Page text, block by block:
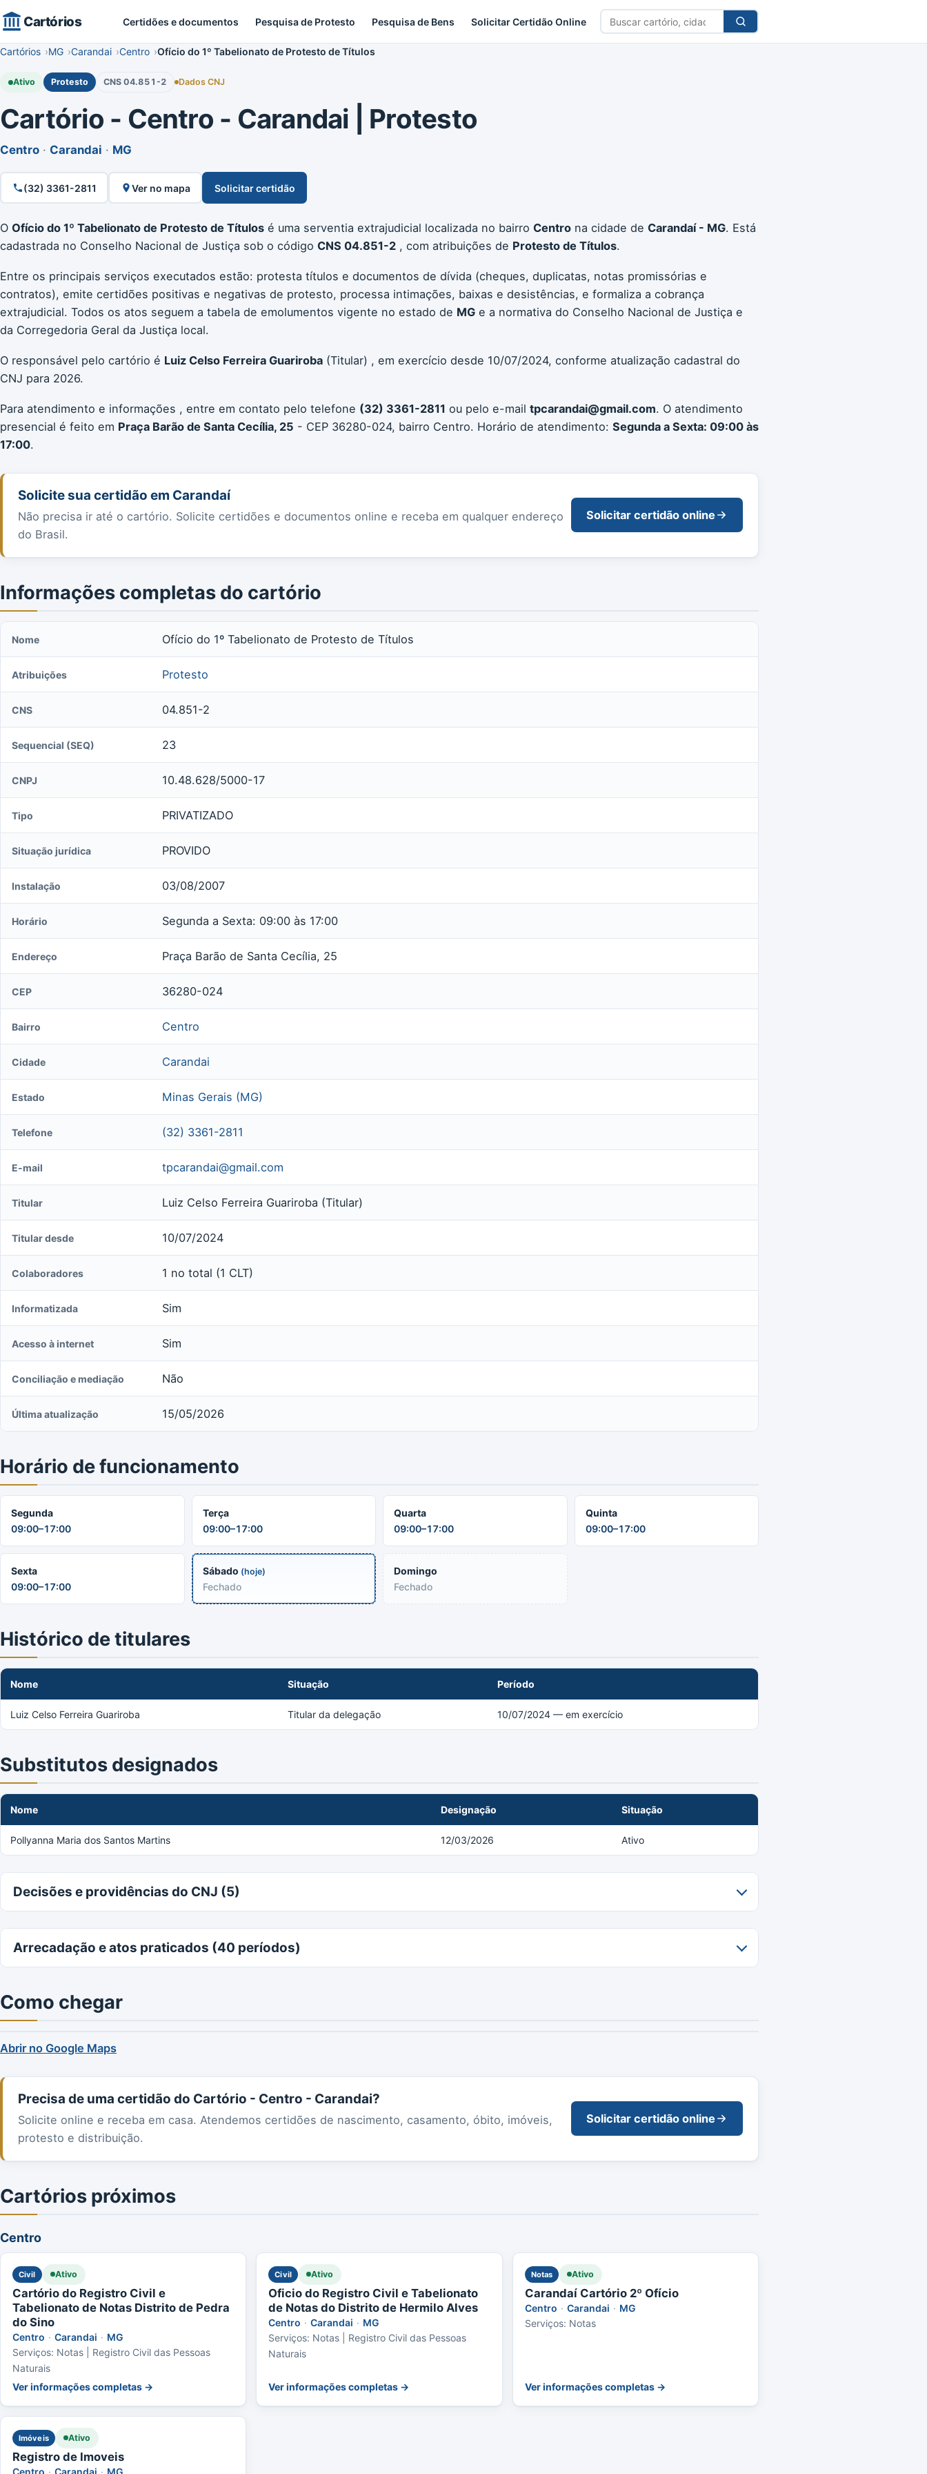
Cartórios Certidões e documentos Pesquisa de Protesto Pesquisa de Bens Solicitar Certidão Online
Buscar
cartório
Cartórios MG Carandai Centro Ofício do 1º Tabelionato de Protesto de Títulos
Ativo Protesto CNS 04.851-2 Dados CNJ
Cartório - Centro - Carandai | Protesto
Centro · Carandai · MG
(32) 3361-2811 Ver no mapa Solicitar certidão
O Ofício do 1º Tabelionato de Protesto de Títulos é uma serventia extrajudicial localizada no bairro Centro na cidade de Carandaí - MG. Está
cadastrada no Conselho Nacional de Justiça sob o código CNS 04.851-2 , com atribuições de Protesto de Títulos.
Entre os principais serviços executados estão: protesta títulos e documentos de dívida (cheques, duplicatas, notas promissórias e
contratos), emite certidões positivas e negativas de protesto, processa intimações, baixas e desistências, e formaliza a cobrança
extrajudicial. Todos os atos seguem a tabela de emolumentos vigente no estado de MG e a normativa do Conselho Nacional de Justiça e
da Corregedoria Geral da Justiça local.
O responsável pelo cartório é Luiz Celso Ferreira Guariroba (Titular) , em exercício desde 10/07/2024, conforme atualização cadastral do
CNJ para 2026.
Para atendimento e informações , entre em contato pelo telefone (32) 3361-2811 ou pelo e-mail tpcarandai@gmail.com. O atendimento
presencial é feito em Praça Barão de Santa Cecília, 25 - CEP 36280-024, bairro Centro. Horário de atendimento: Segunda a Sexta: 09:00 às
17:00.
Solicite sua certidão em Carandaí
Não precisa ir até o cartório. Solicite certidões e documentos online e receba em qualquer endereço
do Brasil.
Solicitar certidão online
Informações completas do cartório
Nome Ofício do 1º Tabelionato de Protesto de Títulos
Atribuições Protesto
CNS 04.851-2
Sequencial (SEQ) 23
CNPJ 10.48.628/5000-17
Tipo PRIVATIZADO
Situação jurídica PROVIDO
Instalação 03/08/2007
Horário Segunda a Sexta: 09:00 às 17:00
Endereço Praça Barão de Santa Cecília, 25
CEP 36280-024
Bairro Centro
Cidade Carandai
Estado Minas Gerais (MG)
Telefone (32) 3361-2811
E-mail tpcarandai@gmail.com
Titular Luiz Celso Ferreira Guariroba (Titular)
Titular desde 10/07/2024
Colaboradores 1 no total (1 CLT)
Informatizada Sim
Acesso à internet Sim
Conciliação e mediação Não
Última atualização 15/05/2026
Horário de funcionamento
Segunda
09:00–17:00
Terça
09:00–17:00
Quarta
09:00–17:00
Quinta
09:00–17:00
Sexta
09:00–17:00
Sábado (hoje)
Fechado
Domingo
Fechado
Histórico de titulares
Nome Situação Período
Luiz Celso Ferreira Guariroba Titular da delegação 10/07/2024 — em exercício
Substitutos designados
Nome Designação Situação
Pollyanna Maria dos Santos Martins 12/03/2026 Ativo
Decisões e providências do CNJ (5)
Arrecadação e atos praticados (40 períodos)
Como chegar
Abrir no Google Maps
Precisa de uma certidão do Cartório - Centro - Carandai?
Solicite online e receba em casa. Atendemos certidões de nascimento, casamento, óbito, imóveis,
protesto e distribuição.
Solicitar certidão online
Cartórios próximos
Centro
Civil Ativo
Cartório do Registro Civil e
Tabelionato de Notas Distrito de Pedra
do Sino
Centro · Carandai · MG
Serviços: Notas | Registro Civil das Pessoas
Naturais
Ver informações completas →
Civil Ativo
Oficio do Registro Civil e Tabelionato
de Notas do Distrito de Hermilo Alves
Centro · Carandai · MG
Serviços: Notas | Registro Civil das Pessoas
Naturais
Ver informações completas →
Notas Ativo
Carandaí Cartório 2º Ofício
Centro · Carandai · MG
Serviços: Notas
Ver informações completas →
Imóveis Ativo
Registro de Imoveis
Centro · Carandai · MG